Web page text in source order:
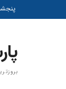
to
پنجشنبه, 15